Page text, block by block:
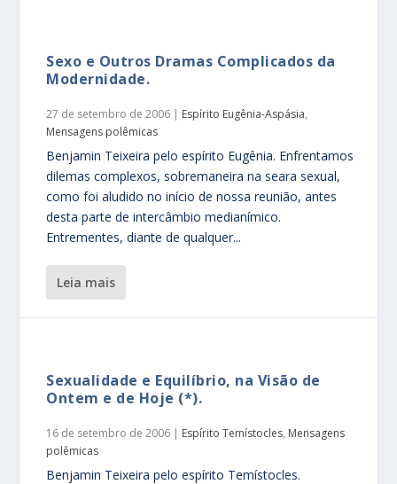
Sexo e Outros Dramas Complicados da
Modernidade.
27 de setembro de 2006 | Espírito Eugênia-Aspásia,
Mensagens polêmicas
Benjamin Teixeira pelo espírito Eugênia. Enfrentamos
dilemas complexos, sobremaneira na seara sexual,
como foi aludido no início de nossa reunião, antes
desta parte de intercâmbio medianímico.
Entrementes, diante de qualquer...
leia mais
Sexualidade e Equilíbrio, na Visão de
Ontem e de Hoje (*).
16 de setembro de 2006 | Espírito Temístocles, Mensagens
polêmicas
Benjamin Teixeira pelo espírito Temístocles.